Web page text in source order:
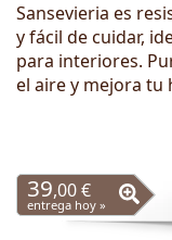
Sansevieria es
y fácil de cuidar,
para interiores.
el aire y mejora tu
39,00 €
entrega hoy »